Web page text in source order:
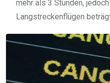
mehr als 3 Stunden,
Langstreckenflügen